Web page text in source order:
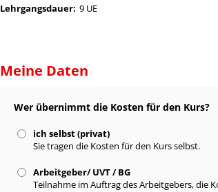
Lehrgangsdauer: 9 UE
Meine Daten
Wer übernimmt die Kosten für den Kurs?
ich selbst (privat)
Sie tragen die Kosten für den Kurs selbst.
Arbeitgeber/ UVT / BG
Teilnahme im Auftrag des Arbeitgebers, die